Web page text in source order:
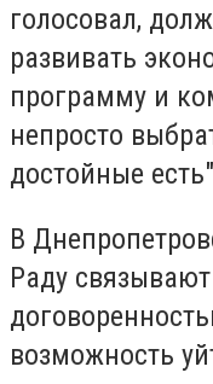
голосовал,
развивать
программу и
непросто
достойные
В
Раду
возможность